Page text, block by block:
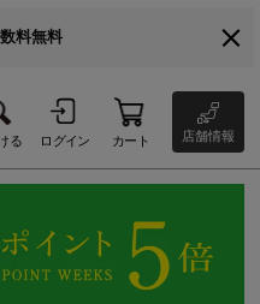
料無料
る ログイン カート 店舗情報